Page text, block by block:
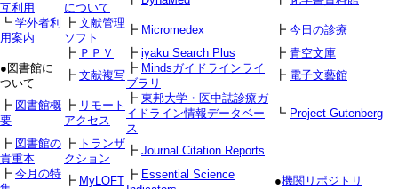
互利用
について
┗ 学外者利
用案内
┣ 文献管理
ソフト
┣ Micromedex ┣ 今日の診療
┣ ＰＰＶ ┣ iyaku Search Plus ┣ 青空文庫
●図書館に
ついて
┣ 文献複写
┣ Mindsガイドラインライ
ブラリ
┣ 電子文藝館
┣ 図書館概
要
┣ リモート
アクセス
┣ 東邦大学・医中誌診療ガ
イドライン情報データベー
ス
┗ Project Gutenberg
┣ 図書館の
貴重本
┣ トランザ
クション
┣ Journal Citation Reports
┣ 今月の特
┣ MyLOFT ┣ Essential Science
●機関リポジトリ